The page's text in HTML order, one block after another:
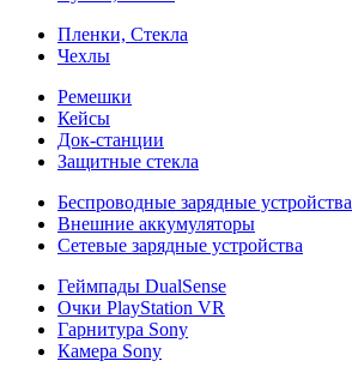
Пленки, Стекла
Чехлы
Ремешки
Кейсы
Док-станции
Защитные стекла
Беспроводные зарядные устройства
Внешние аккумуляторы
Сетевые зарядные устройства
Геймпады DualSense
Очки PlayStation VR
Гарнитура Sony
Камера Sony